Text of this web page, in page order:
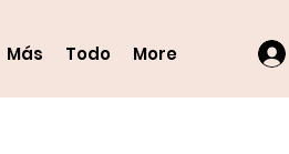
Más Todo More